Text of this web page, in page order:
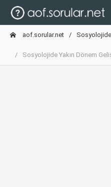
aof.sorular.net
Sosyolojide Yakın Dönem